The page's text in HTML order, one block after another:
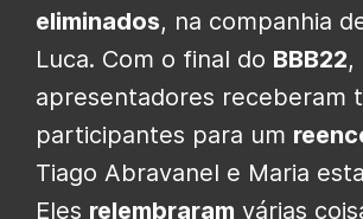
eliminados, na companhia
Luca. Com o final do BBB22,
apresentadores receberam
participantes para um
Tiago Abravanel e Maria
Eles relembraram várias